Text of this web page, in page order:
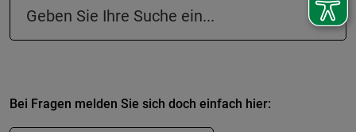
Suchfeld in der Fußzeile
Bei Fragen melden Sie sich doch einfach hier: